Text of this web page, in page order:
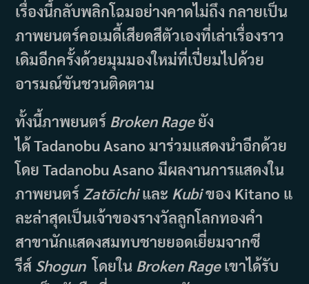
เรื่องนี้กลับพลิกโฉมอย่างคาดไม่ถึง กลายเป็น
ภาพยนตร์คอเมดี้เสียดสีตัวเองที่เล่าเรื่องราว
เดิมอีกครั้งด้วยมุมมองใหม่ที่เปี่ยมไปด้วย
อารมณ์ขันชวนติดตาม
ทั้งนี้ภาพยนตร์ Broken Rageยัง
ได้ Tadanobu Asano มาร่วมแสดงนำอีกด้วย
โดย Tadanobu Asano มีผลงานการแสดงใน
ภาพยนตร์ Zatōichiและ Kubiของ Kitano แ
ละล่าสุดเป็นเจ้าของรางวัลลูกโลกทองคำ
สาขานักแสดงสมทบชายยอดเยี่ยมจากซี
รีส์ Shogunโดยใน Broken Rageเขาได้รับ